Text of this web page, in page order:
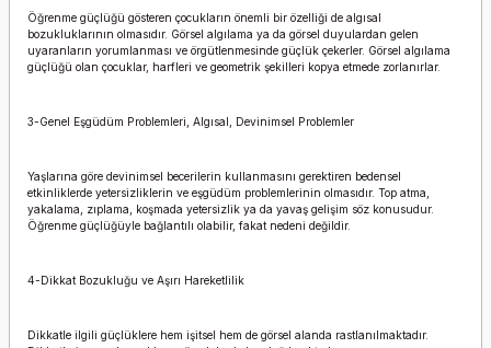
Öğrenme güçlüğü gösteren çocukların önemli bir özelliği de algısal
bozukluklarının olmasıdır. Görsel algılama ya da görsel duyulardan gelen
uyaranların yorumlanması ve örgütlenmesinde güçlük çekerler. Görsel algılama
güçlüğü olan çocuklar, harfleri ve geometrik şekilleri kopya etmede zorlanırlar.
3-Genel Eşgüdüm Problemleri, Algısal, Devinimsel Problemler
Yaşlarına göre devinimsel becerilerin kullanmasını gerektiren bedensel
etkinliklerde yetersizliklerin ve eşgüdüm problemlerinin olmasıdır. Top atma,
yakalama, zıplama, koşmada yetersizlik ya da yavaş gelişim söz konusudur.
Öğrenme güçlüğüyle bağlantılı olabilir, fakat nedeni değildir.
4-Dikkat Bozukluğu ve Aşırı Hareketlilik
Dikkatle ilgili güçlüklere hem işitsel hem de görsel alanda rastlanılmaktadır.